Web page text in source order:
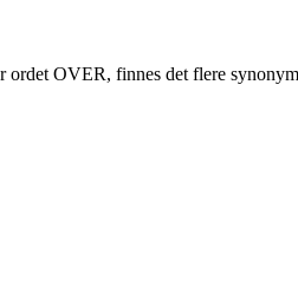
OVER, finnes det flere